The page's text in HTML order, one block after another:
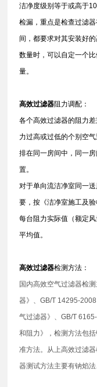
洁净度级别等于或高于
检漏，重点是检查过滤
间，都要求对其安装好
数量时，可以自定一个
量。
高效过滤器阻力调配：
各个高效过滤器的阻力
力过高或过低的个别空
排在同一房间中，同一
置。
对于单向流洁净室同一
要，按《洁净室施工及
每台阻力实际值（额定
平均值。
高效过滤器检测方法：
国内高效空气过滤器检
器》、GB/T 14295-
气过滤器》、GB/T
和阻力》，检测方法包
准方法。从上高效过滤
器测试方法主要有钠焰